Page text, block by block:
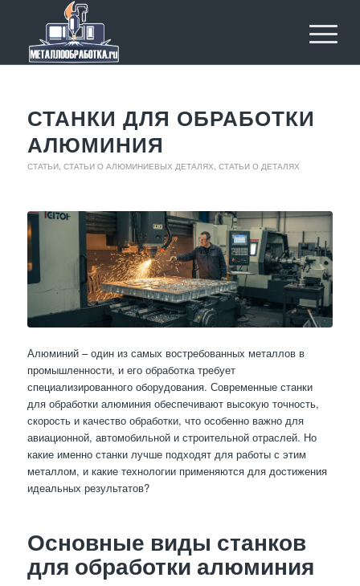
СТАНКИ ДЛЯ ОБРАБОТКИ
АЛЮМИНИЯ
СТАТЬИ, СТАТЬИ О АЛЮМИНИЕВЫХ ДЕТАЛЯХ СТАТЬИ О ДЕТАЛЯХ
Алюминий – один из самых востребованных металлов в
промышленности, и его обработка требует
специализированного оборудования. Современные станки
для обработки алюминия обеспечивают высокую точность,
скорость и качество обработки, что особенно важно для
авиационной, автомобильной и строительной отраслей. Но
какие именно станки лучше подходят для работы с этим
металлом, и какие технологии применяются для достижения
идеальных результатов?
Основные виды станков
для обработки алюминия